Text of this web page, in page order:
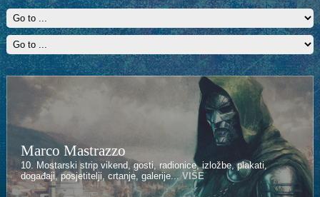
Marco Mastrazzo
10. Mostarski strip vikend, gosti, radionice, izložbe, plakati,
događaji, posjetitelji, crtanje, galerije...VIŠE
Kenan Halilović
10. Mostarski strip vikend, gosti, radionice, izložbe, plakati,
događaji, posjetitelji, crtanje, galerije...VIŠE